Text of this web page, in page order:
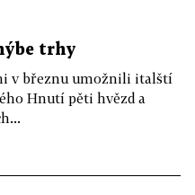
trhy
v březnu umožnili italští
Hnutí pěti hvězd a